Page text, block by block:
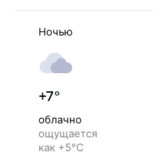
Ночью
+7°
облачно
ощущается
как +5°C